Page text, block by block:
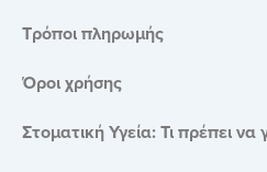
Τρόποι πληρωμής
Όροι χρήσης
Στοματική Υγεία: Τι πρέπει να